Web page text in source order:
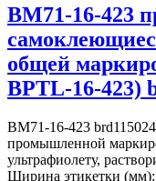
BM71-16-423
общей
BPTL-16-423)
BM71-16-423
промышленной
ультрафиолету,
Ширина этикетки